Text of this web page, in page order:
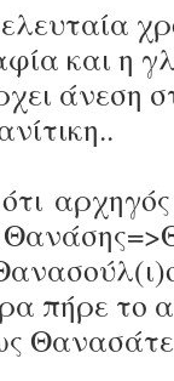
και η
άνεση
η
αρχηγός
πήρε το